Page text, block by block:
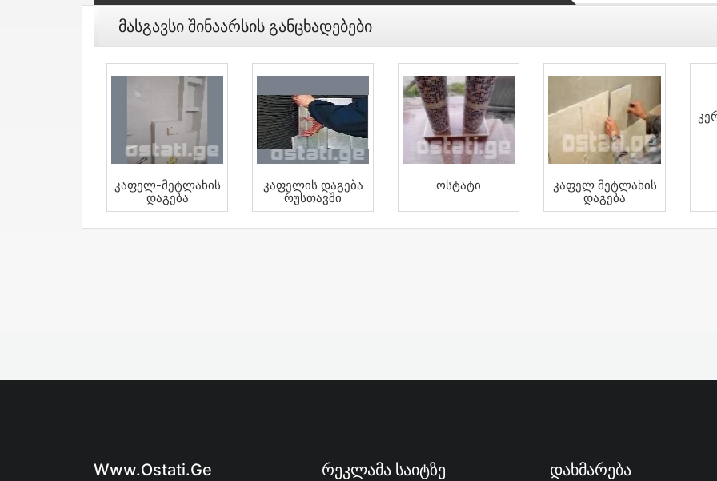
Მასგავსი Შინაარსის Განცხადებები
Კაფელ-Მეტლახის
Დაგება
Კაფელის Დაგება
Რუსთავში
Ოსტატი
Კაფელ Მეტლახის
Დაგება
Www.ostati.ge Რეკლამა Საიტზე Დახმარება